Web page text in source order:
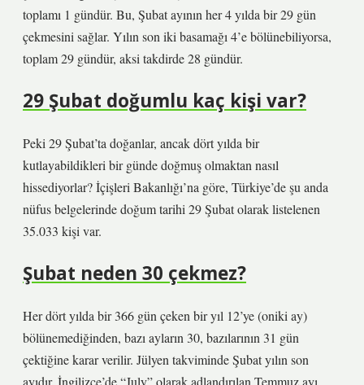
toplamı 1 gündür. Bu, Şubat ayının her 4 yılda bir 29 gün
çekmesini sağlar. Yılın son iki basamağı 4’e bölünebiliyorsa,
toplam 29 gündür, aksi takdirde 28 gündür.
29 Şubat doğumlu kaç kişi var?
Peki 29 Şubat’ta doğanlar, ancak dört yılda bir
kutlayabildikleri bir günde doğmuş olmaktan nasıl
hissediyorlar? İçişleri Bakanlığı’na göre, Türkiye’de şu anda
nüfus belgelerinde doğum tarihi 29 Şubat olarak listelenen
35.033 kişi var.
Şubat neden 30 çekmez?
Her dört yılda bir 366 gün çeken bir yıl 12’ye (oniki ay)
bölünemediğinden, bazı ayların 30, bazılarının 31 gün
çektiğine karar verilir. Jülyen takviminde Şubat yılın son
ayıdır. İngilizce’de “July” olarak adlandırılan Temmuz ayı,